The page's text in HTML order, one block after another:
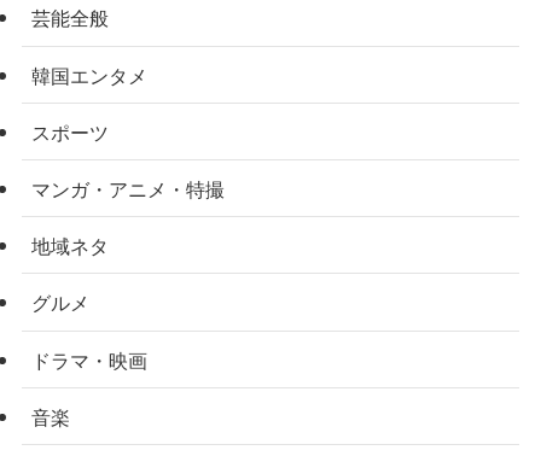
芸能全般
韓国エンタメ
スポーツ
マンガ・アニメ・特撮
地域ネタ
グルメ
ドラマ・映画
音楽